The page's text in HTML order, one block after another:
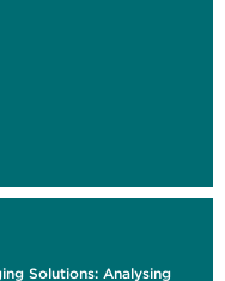
Solutions: Analysing